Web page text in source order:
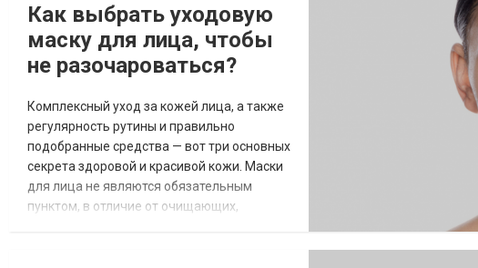
парикмахерская в Киеве WIZARD. Салон
тщательно отбирает специалистов...
Как выбрать уходовую
маску для лица, чтобы
не разочароваться?
Комплексный уход за кожей лица, а также
регулярность рутины и правильно
подобранные средства — вот три основных
секрета здоровой и красивой кожи. Маски
для лица не являются обязательным
пунктом, в отличие от очищающих,